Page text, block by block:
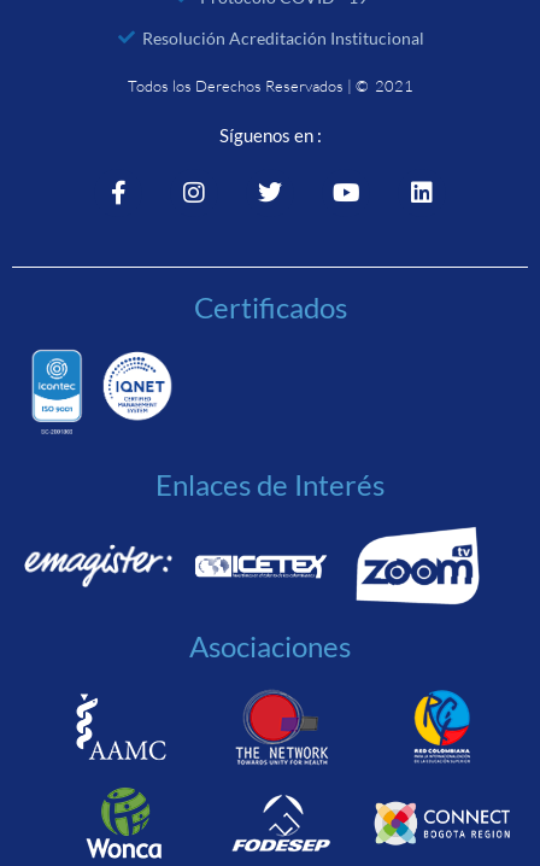
Resolución Acreditación Institucional
Todos los Derechos Reservados | © 2021
Síguenos en :
Certificados
Enlaces de Interés
Asociaciones